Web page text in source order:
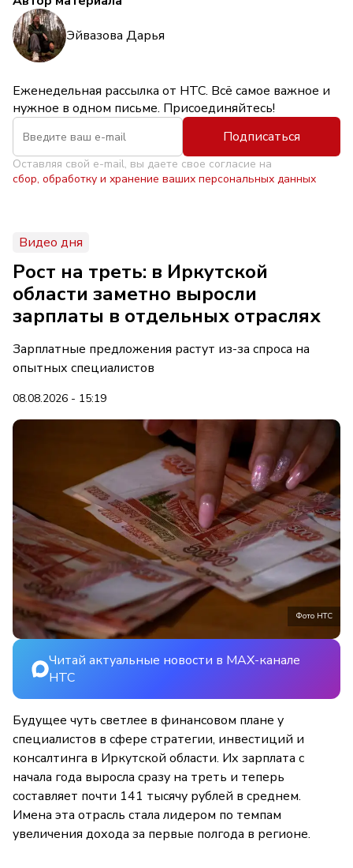
Эйвазова Дарья
Еженедельная рассылка от НТС. Всё самое важное и
нужное в одном письме. Присоединяйтесь!
Подписаться
Оставляя свой e-mail, вы даете свое согласие на
сбор, обработку и хранение ваших персональных данных
Видео дня
Рост на треть: в Иркутской
области заметно выросли
зарплаты в отдельных отраслях
Зарплатные предложения растут из-за спроса на
опытных специалистов
08.08.2026 - 15:19
Фото НТС
Читай актуальные новости в MAX-канале
НТС
Будущее чуть светлее в финансовом плане у
специалистов в сфере стратегии, инвестиций и
консалтинга в Иркутской области. Их зарплата с
начала года выросла сразу на треть и теперь
составляет почти 141 тысячу рублей в среднем.
Имена эта отрасль стала лидером по темпам
увеличения дохода за первые полгода в регионе.